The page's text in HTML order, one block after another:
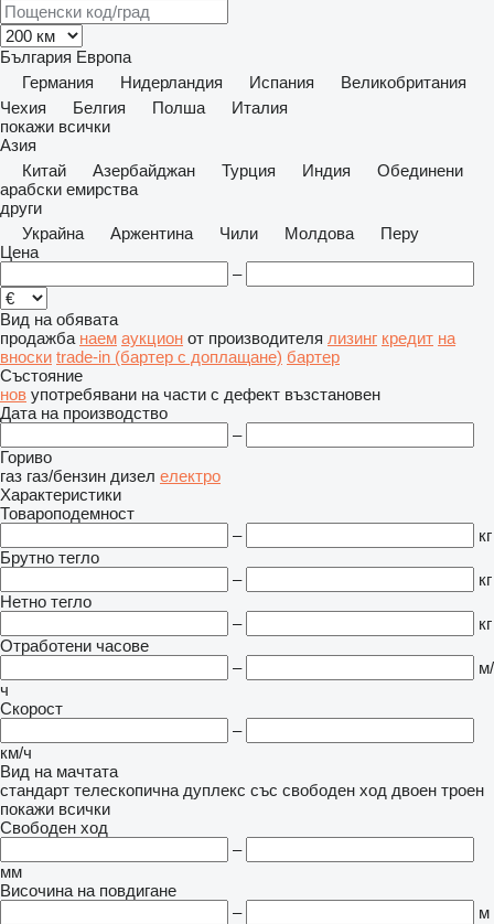
България Европа
Германия
Нидерландия Испания
Великобритания
Чехия
Белгия Полша
Италия
покажи всички
Азия
Китай
Азербайджан Турция Индия
Обединени
арабски емирства
други
Украйна
Аржентина Чили Молдова
Перу
Цена
–
Вид на обявата
продажба наем аукцион от производителя лизинг кредит на
вноски trade-in (бартер с доплащане) бартер
Състояние
нов употребявани на части с дефект възстановен
Дата на производство
–
Гориво
газ газ/бензин дизел електро
Характеристики
Товароподемност
–
кг
Брутно тегло
–
кг
Нетно тегло
–
кг
Отработени часове
–
м/
ч
Скорост
–
км/ч
Вид на мачтата
стандарт телескопична дуплекс със свободен ход двоен троен
покажи всички
Свободен ход
–
мм
Височина на повдигане
–
м